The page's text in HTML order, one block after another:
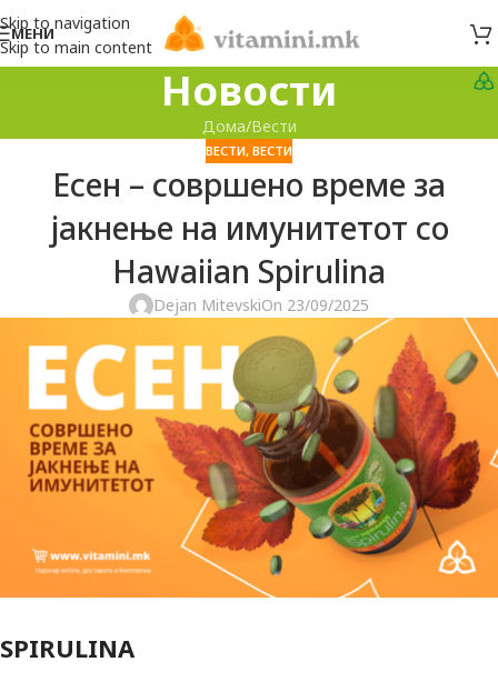
Skip to navigation
Skip to main content
МЕНИ
Новости
Дома Вести
ВЕСТИ, ВЕСТИ
Есен – совршено време за
јакнење на имунитетот со
Hawaiian Spirulina
Dejan MitevskiOn 23/09/2025
SPIRULINA